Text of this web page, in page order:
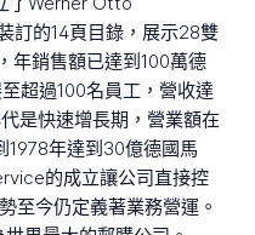
訂的14頁目錄，展示28雙
年銷售額已達到100萬德
超過100名員工，營收達
是快速增長期，營業額在
1978年達到30億德國馬
的成立讓公司直接控
至今仍定義著業務營運。